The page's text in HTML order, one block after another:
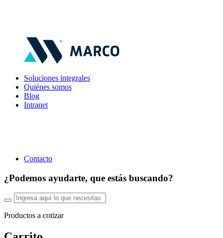
Soluciones integrales
Quiénes somos
Blog
Intranet
Contacto
¿Podemos ayudarte, que estás buscando?
Productos a cotizar